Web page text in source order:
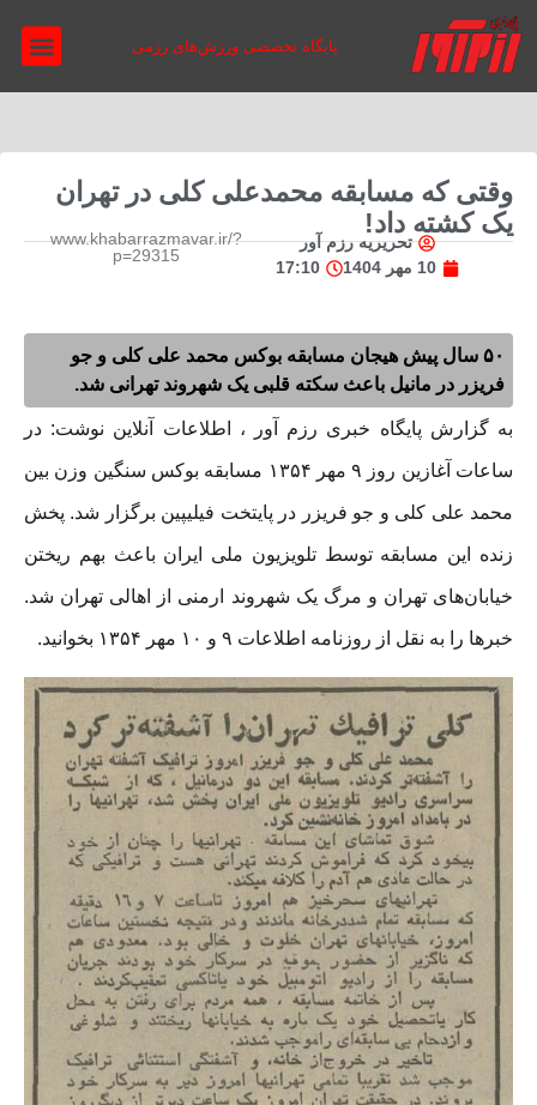
پایگاه تخصصی ورزش‌های رزمی
وقتی که مسابقه محمدعلی کلی در تهران
یک کشته داد!
تحریریه رزم آور
10 مهر 1404
17:10
www.khabarrazmavar.ir/?
p=29315
۵۰ سال پیش هیجان مسابقه بوکس محمد علی کلی و جو
فریزر در مانیل باعث سکته قلبی یک شهروند تهرانی شد.
به گزارش پایگاه خبری رزم آور ، اطلاعات آنلاین نوشت: در
ساعات آغازین روز ۹ مهر ۱۳۵۴ مسابقه بوکس سنگین وزن بین
محمد علی کلی و جو فریزر در پایتخت فیلیپین برگزار شد. پخش
زنده این مسابقه توسط تلویزیون ملی ایران باعث بهم ریختن
خیابان‌های تهران و مرگ یک شهروند ارمنی از اهالی تهران شد.
خبرها را به نقل از روزنامه اطلاعات ۹ و ۱۰ مهر ۱۳۵۴ بخوانید.